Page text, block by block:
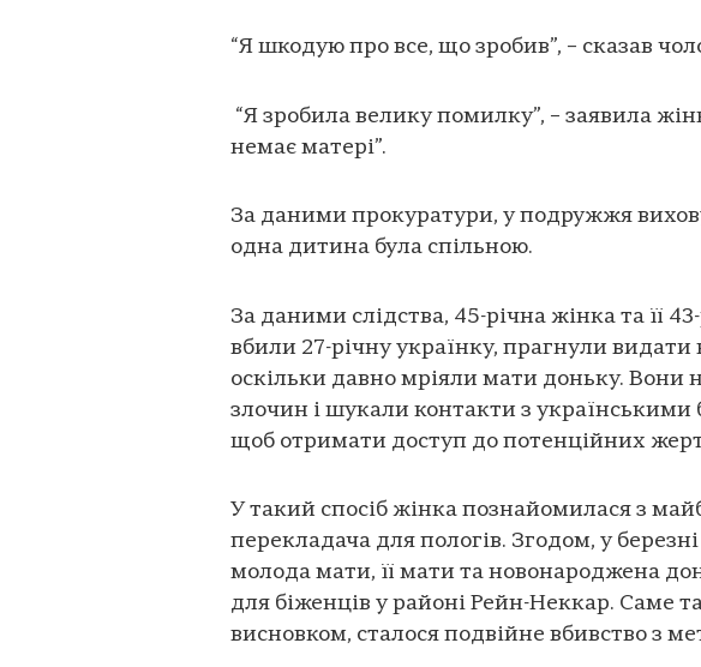
“Я шкодую про все, що зробив”, – сказав
“Я зробила велику помилку”, – заявила
немає матері”.
За даними прокуратури, у подружжя
одна дитина була спільною.
За даними слідства, 45-річна жінка та її
вбили 27-річну українку, прагнули
оскільки давно мріяли мати доньку. Вони
злочин і шукали контакти з
щоб отримати доступ до потенційних
У такий спосіб жінка познайомилася з
перекладача для пологів. Згодом, у березні
молода мати, її мати та новонароджена
для біженців у районі Рейн-Неккар. Саме
висновком, сталося подвійне вбивство з